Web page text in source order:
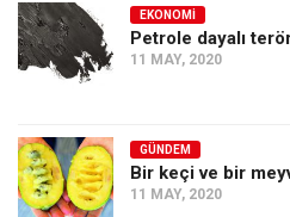
Türkiye
Siyaset
Dünya
Asya
EKONOMI
Petrole dayalı
11 MAY, 2020
GÜNDEM
Bir keçi ve bir
11 MAY, 2020